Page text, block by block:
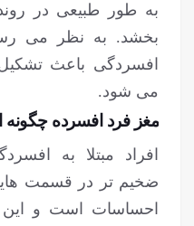
به طور طبیعی در
بخشد. به نظر می
افسردگی باعث
می شود.
مغز فرد افسرده
افراد مبتلا به
ضخیم تر در قسمت
احساسات است و این